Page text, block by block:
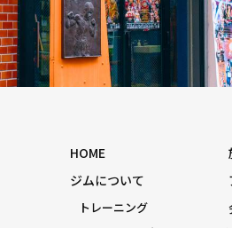
HOME
ジムについて
トレーニング